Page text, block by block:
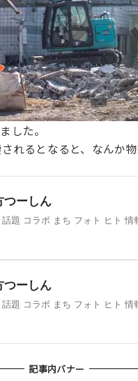
した。
れるとなると、なんか物
記事内バナー